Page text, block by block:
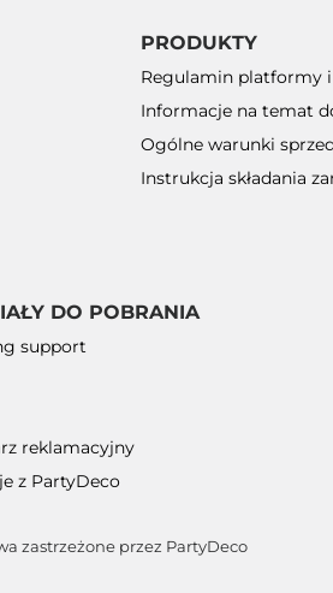
PRODUKTY
Regulamin platformy
Informacje na temat
Ogólne warunki
Instrukcja składania
DO POBRANIA
support
reklamacyjny
z PartyDeco
zastrzeżone przez PartyDeco